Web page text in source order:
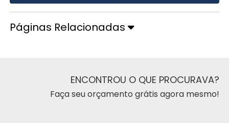
Páginas Relacionadas
ENCONTROU O QUE PROCURAVA?
Faça seu orçamento grátis agora mesmo!